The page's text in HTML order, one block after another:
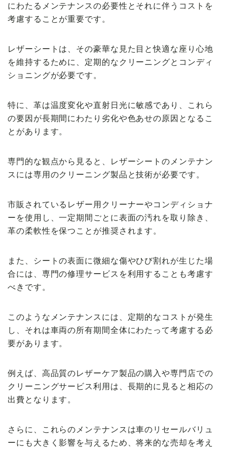
にわたるメンテナンスの必要性とそれに伴うコストを
考慮することが重要です。
レザーシートは、その豪華な見た目と快適な座り心地
を維持するために、定期的なクリーニングとコンディ
ショニングが必要です。
特に、革は温度変化や直射日光に敏感であり、これら
の要因が長期間にわたり劣化や色あせの原因となるこ
とがあります。
専門的な観点から見ると、レザーシートのメンテナン
スには専用のクリーニング製品と技術が必要です。
市販されているレザー用クリーナーやコンディショナ
ーを使用し、一定期間ごとに表面の汚れを取り除き、
革の柔軟性を保つことが推奨されます。
また、シートの表面に微細な傷やひび割れが生じた場
合には、専門の修理サービスを利用することも考慮す
べきです。
このようなメンテナンスには、定期的なコストが発生
し、それは車両の所有期間全体にわたって考慮する必
要があります。
例えば、高品質のレザーケア製品の購入や専門店での
クリーニングサービス利用は、長期的に見ると相応の
出費となります。
さらに、これらのメンテナンスは車のリセールバリュ
ーにも大きく影響を与えるため、将来的な売却を考え